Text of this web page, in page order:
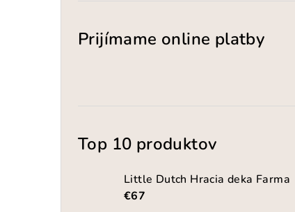
Prijímame online platby
Top 10 produktov
Little Dutch Hracia deka Farma
€67